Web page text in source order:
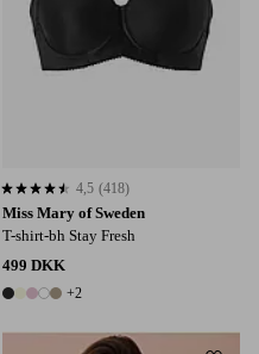
Miss Mary of Sweden
T-shirt-bh Stay Fresh
499 DKK
7 farver
+2
4,5 baseret på 418 bedømmelser
4,5 (418)